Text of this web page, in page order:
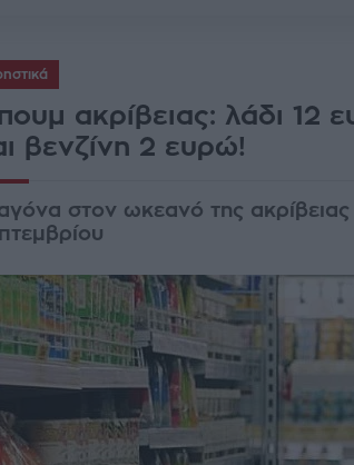
ακρίβειας: λάδι 12
βενζίνη 2 ευρώ!
στον ωκεανό της